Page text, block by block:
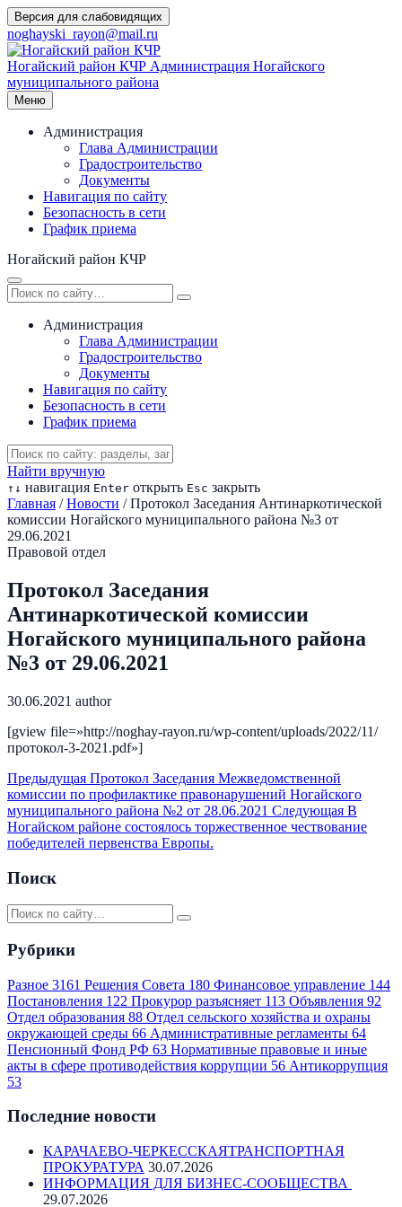
Перейти
к
содержимому
Версия для слабовидящих
noghayski_rayon@mail.ru
Ногайский район КЧР Администрация Ногайского
муниципального района
Меню
Администрация
Глава Администрации
Градостроительство
Документы
Навигация по сайту
Безопасность в сети
График приема
Ногайский район КЧР
Администрация
Глава Администрации
Градостроительство
Документы
Навигация по сайту
Безопасность в сети
График приема
Найти вручную
↑ ↓ навигация Enter открыть Esc закрыть
Главная / Новости / Протокол Заседания Антинаркотической
комиссии Ногайского муниципального района №3 от
29.06.2021
Правовой отдел
Протокол Заседания
Антинаркотической комиссии
Ногайского муниципального района
№3 от 29.06.2021
30.06.2021 author
[gview file=»http://noghay-rayon.ru/wp-content/uploads/2022/11/
протокол-3-2021.pdf»]
Предыдущая Протокол Заседания Межведомственной
комиссии по профилактике правонарушений Ногайского
муниципального района №2 от 28.06.2021 Следующая В
Ногайском районе состоялось торжественное чествование
победителей первенства Европы.
Поиск
Рубрики
Разное 3161 Решения Совета 180 Финансовое управление 144
Постановления 122 Прокурор разъясняет 113 Объявления 92
Отдел образования 88 Отдел сельского хозяйства и охраны
окружающей среды 66 Административные регламенты 64
Пенсионный Фонд РФ 63 Нормативные правовые и иные
акты в сфере противодействия коррупции 56 Антикоррупция
53
Последние новости
КАРАЧАЕВО-ЧЕРКЕССКАЯТРАНСПОРТНАЯ
ПРОКУРАТУРА 30.07.2026
ИНФОРМАЦИЯ ДЛЯ БИЗНЕС-СООБЩЕСТВА
29.07.2026